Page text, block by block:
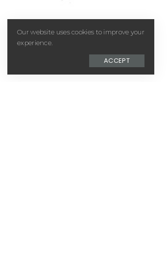
Our website uses cookies to improve your
experience.
ACCEPT